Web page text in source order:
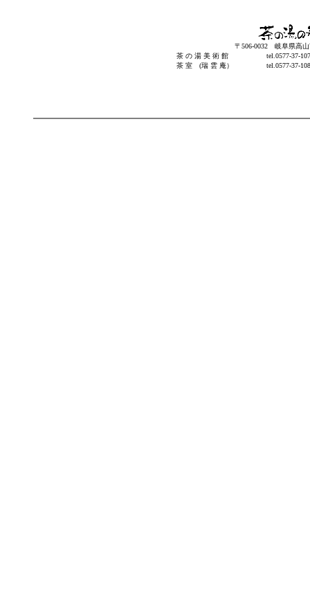
〒506-0032 岐阜県高山
茶 の 湯 美 術 館
tel.0577-37-
茶 室 (瑞 雲 庵）
tel.0577-37-